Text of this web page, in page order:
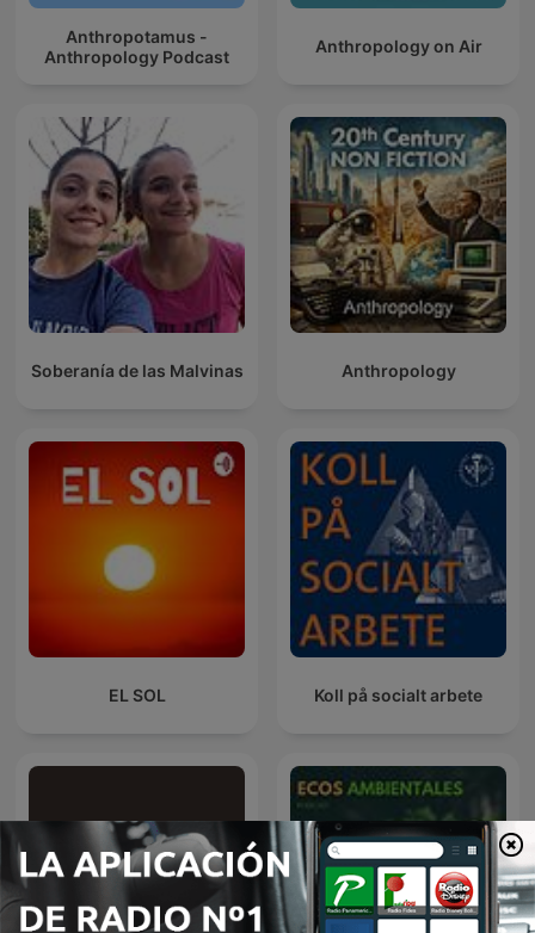
Anthropotamus -
Anthropology Podcast
Anthropology on Air
Soberanía de las Malvinas Anthropology
EL SOL Koll på socialt arbete